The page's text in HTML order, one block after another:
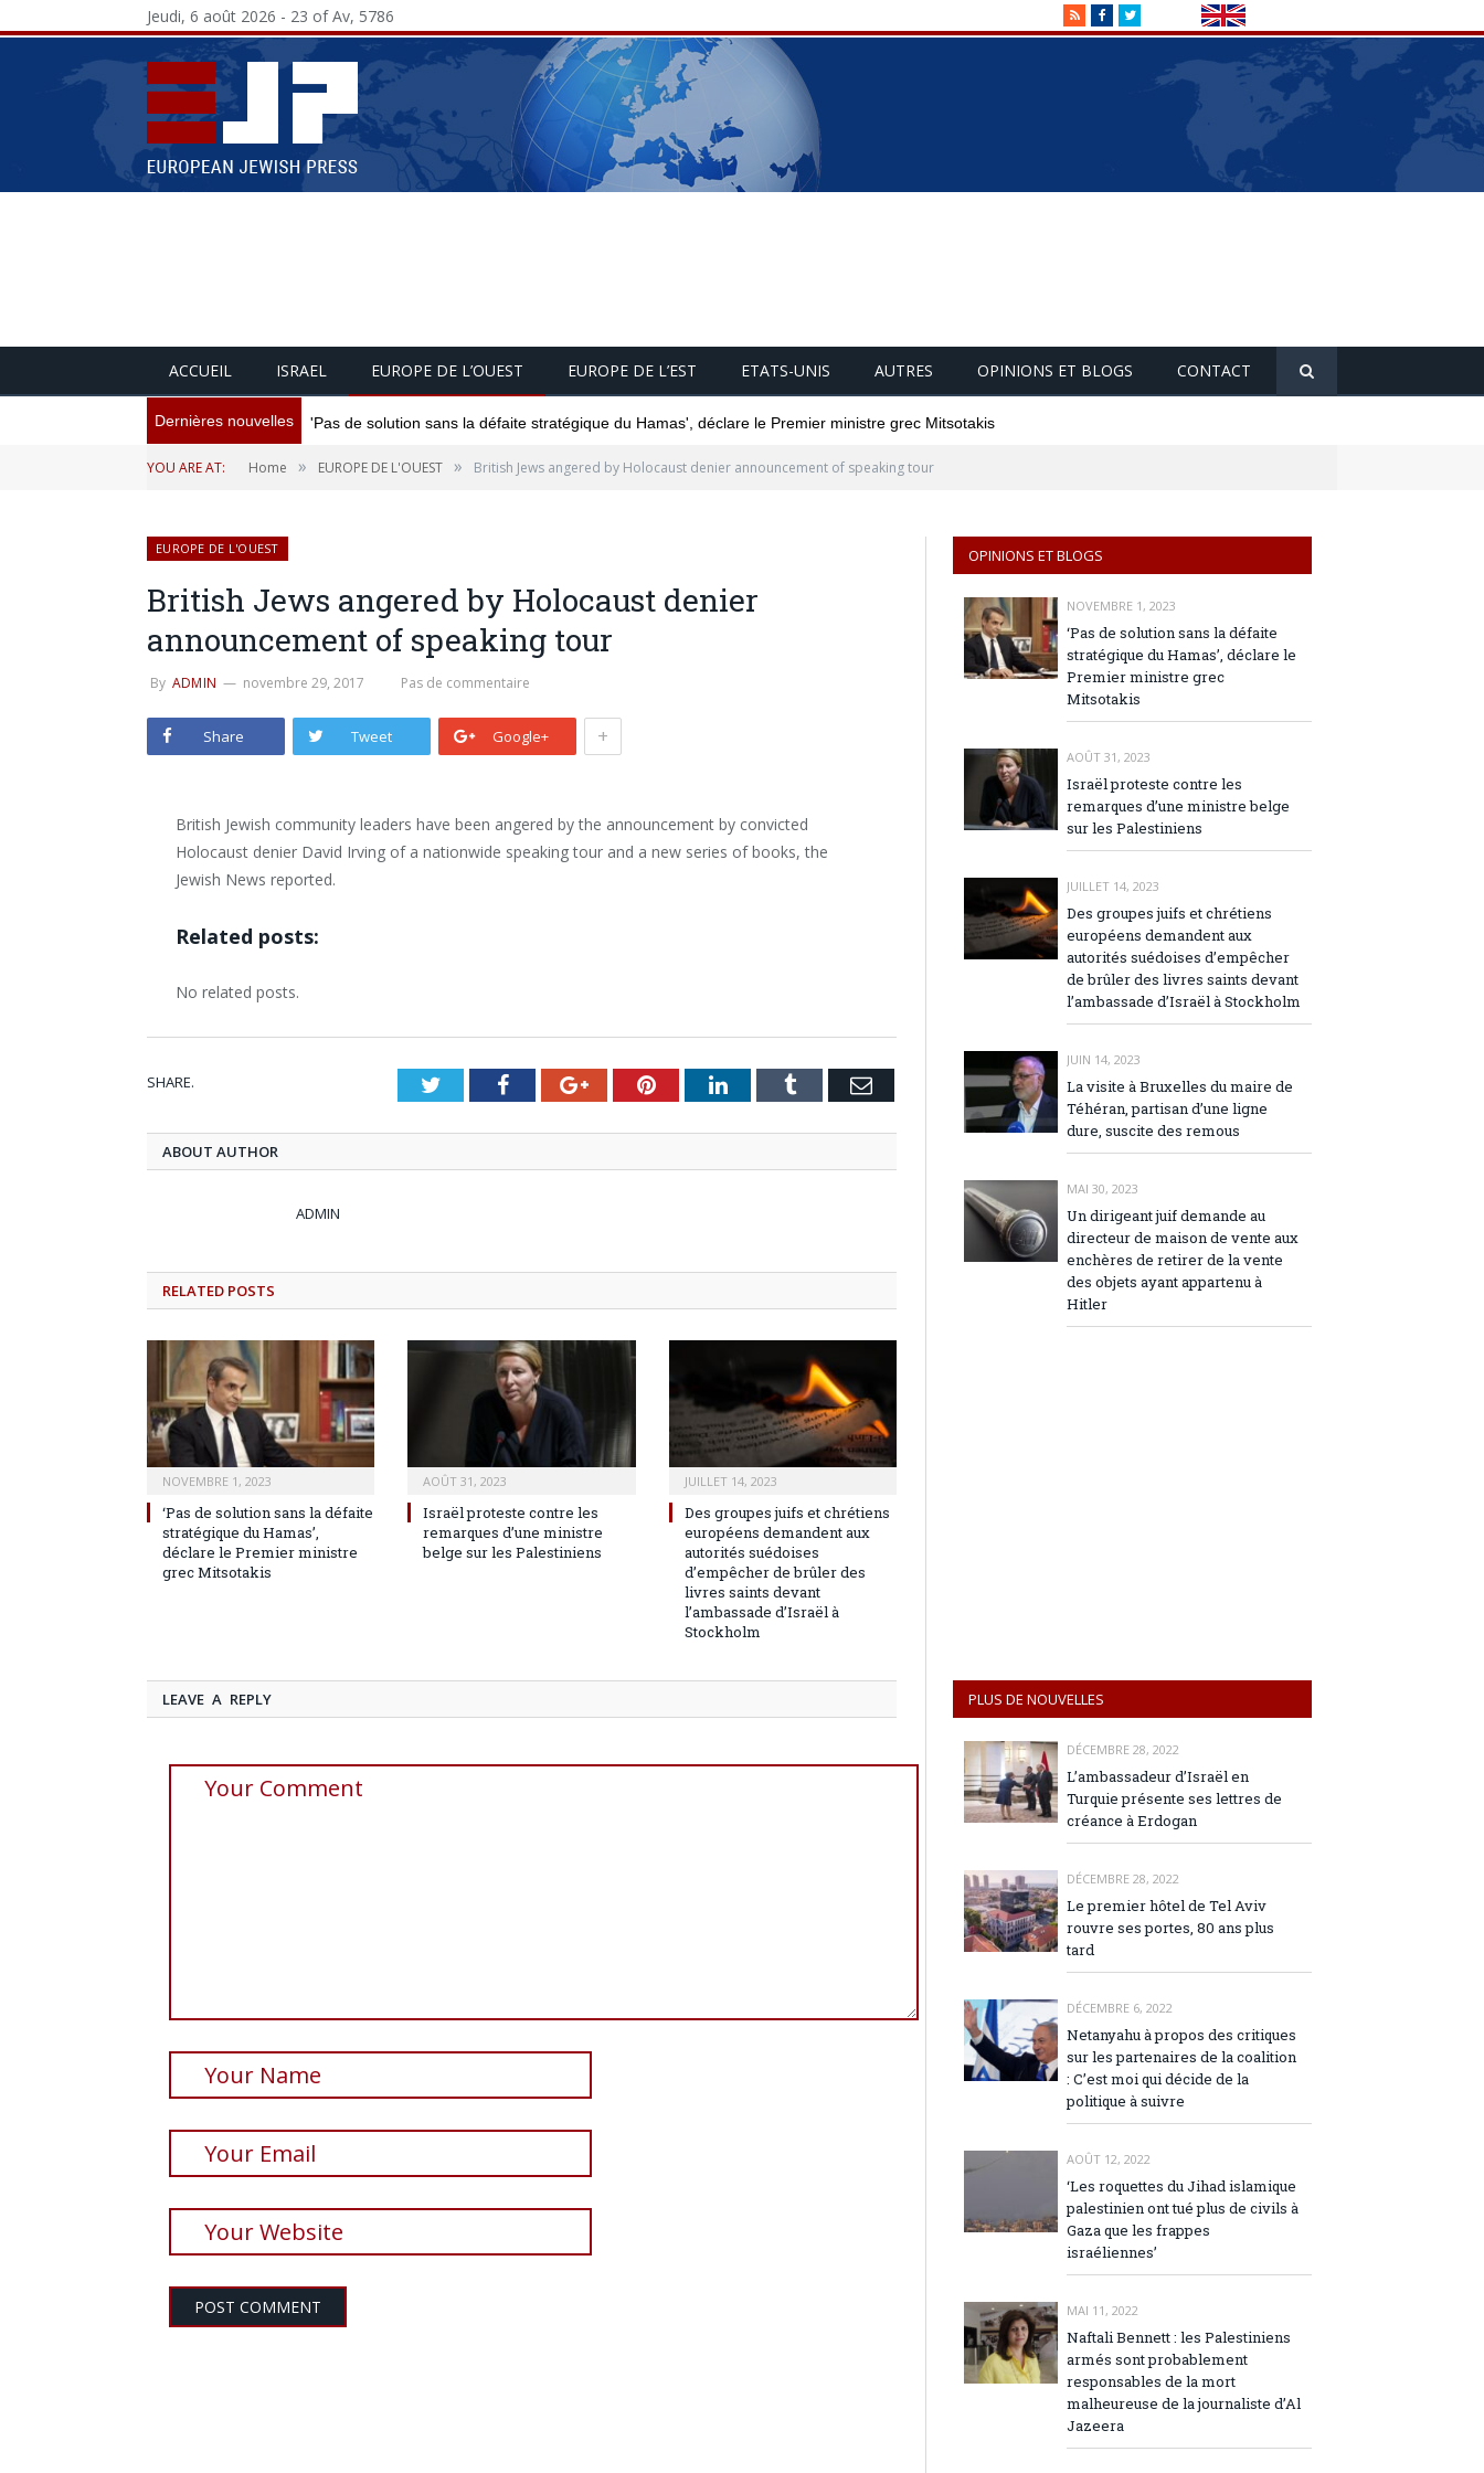
RSSFacebookTwitter
Jeudi, 6 août 2026 - 23 of Av, 5786
ACCUEIL ISRAEL EUROPE DE L’OUEST EUROPE DE L’EST ETATS-UNIS AUTRES OPINIONS ET BLOGS CONTACT
Dernières nouvelles 'Pas de solution sans la défaite stratégique du Hamas', déclare le Premier ministre grec Mitsotakis
YOU ARE AT: Home » EUROPE DE L'OUEST » British Jews angered by Holocaust denier announcement of speaking tour
EUROPE DE L'OUEST
British Jews angered by Holocaust denier
announcement of speaking tour
By ADMIN novembre 29, 2017 Pas de commentaire
Share Tweet Google+ +
British Jewish community leaders have been angered by the announcement by convicted
Holocaust denier David Irving of a nationwide speaking tour and a new series of books, the
Jewish News reported.
Related posts:
No related posts.
SHARE. TwitterFacebookGoogle+PinterestLinkedInTumblr Email
ABOUT AUTHOR
ADMIN
RELATED POSTS
NOVEMBRE 1, 2023
‘Pas de solution sans la défaite
stratégique du Hamas’,
déclare le Premier ministre
grec Mitsotakis
AOÛT 31, 2023
Israël proteste contre les
remarques d’une ministre
belge sur les Palestiniens
JUILLET 14, 2023
Des groupes juifs et chrétiens
européens demandent aux
autorités suédoises
d’empêcher de brûler des
livres saints devant
l’ambassade d’Israël à
Stockholm
LEAVE A REPLY
OPINIONS ET BLOGS
NOVEMBRE 1, 2023
‘Pas de solution sans la défaite
stratégique du Hamas’, déclare le
Premier ministre grec
Mitsotakis
AOÛT 31, 2023
Israël proteste contre les
remarques d’une ministre belge
sur les Palestiniens
JUILLET 14, 2023
Des groupes juifs et chrétiens
européens demandent aux
autorités suédoises d’empêcher
de brûler des livres saints devant
l’ambassade d’Israël à Stockholm
JUIN 14, 2023
La visite à Bruxelles du maire de
Téhéran, partisan d’une ligne
dure, suscite des remous
MAI 30, 2023
Un dirigeant juif demande au
directeur de maison de vente aux
enchères de retirer de la vente
des objets ayant appartenu à
Hitler
PLUS DE NOUVELLES
DÉCEMBRE 28, 2022
L’ambassadeur d’Israël en
Turquie présente ses lettres de
créance à Erdogan
DÉCEMBRE 28, 2022
Le premier hôtel de Tel Aviv
rouvre ses portes, 80 ans plus
tard
DÉCEMBRE 6, 2022
Netanyahu à propos des critiques
sur les partenaires de la coalition
: C’est moi qui décide de la
politique à suivre
AOÛT 12, 2022
‘Les roquettes du Jihad islamique
palestinien ont tué plus de civils à
Gaza que les frappes
israéliennes’
MAI 11, 2022
Naftali Bennett : les Palestiniens
armés sont probablement
responsables de la mort
malheureuse de la journaliste d’Al
Jazeera